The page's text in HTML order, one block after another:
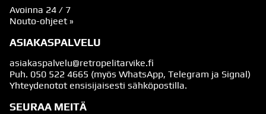
Avoinna 24 / 7
Nouto-ohjeet »
ASIAKASPALVELU
asiakaspalvelu@retropelitarvike.fi
Puh. 050 522 4665 (myös WhatsApp, Telegram ja Signal)
Yhteydenotot ensisijaisesti sähköpostilla.
SEURAA MEITÄ